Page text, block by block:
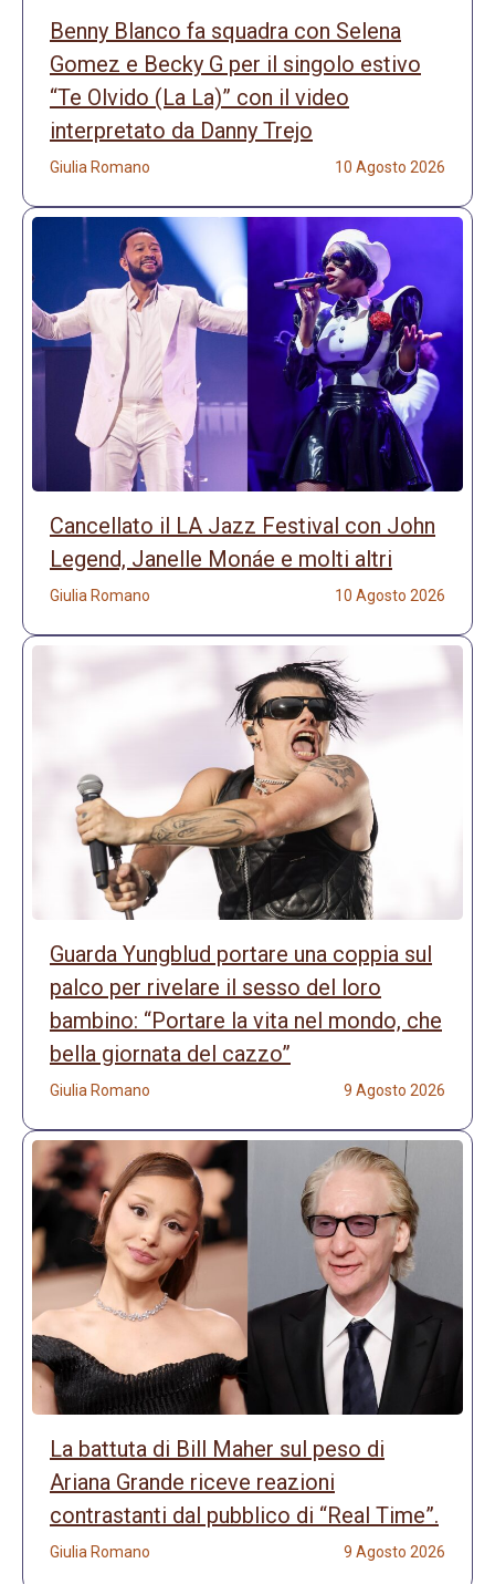
Benny Blanco fa squadra con Selena
Gomez e Becky G per il singolo estivo
“Te Olvido (La La)” con il video
interpretato da Danny Trejo
Giulia Romano 10 Agosto 2026
Cancellato il LA Jazz Festival con John
Legend, Janelle Monáe e molti altri
Giulia Romano 10 Agosto 2026
Guarda Yungblud portare una coppia sul
palco per rivelare il sesso del loro
bambino: “Portare la vita nel mondo, che
bella giornata del cazzo”
Giulia Romano 9 Agosto 2026
La battuta di Bill Maher sul peso di
Ariana Grande riceve reazioni
contrastanti dal pubblico di “Real Time”.
Giulia Romano 9 Agosto 2026